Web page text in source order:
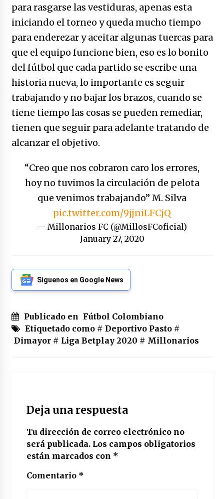
no manda marinero.
04/01/2026
Otro regalo navideño de Petrosky, al caído
caerle
31/12/2025
Que sea un hecho el decreto que quita prima
de servicios a honorables zánganos
31/12/2025
El aumento del mínimo causa escozor en
pueblo colombiano
Atlético Nacional se quedó con laCopa
Colombia 2025
17/12/2025
para rasgarse las vestiduras, apenas esta
iniciando el torneo y queda mucho tiempo
para enderezar y aceitar algunas tuercas para
que el equipo funcione bien, eso es lo bonito
del fútbol que cada partido se escribe una
historia nueva, lo importante es seguir
trabajando y no bajar los brazos, cuando se
tiene tiempo las cosas se pueden remediar,
tienen que seguir para adelante tratando de
alcanzar el objetivo.
“Creo que nos cobraron caro los errores,
hoy no tuvimos la circulación de pelota
que venimos trabajando” M. Silva
pic.twitter.com/9jjniLFCjQ
— Millonarios FC (@MillosFCoficial)
January 27, 2020
Síguenos en Google News
Publicado en Fútbol Colombiano
Etiquetado como # Deportivo Pasto#
Dimayor# Liga Betplay 2020 # Millonarios
Deja una respuesta
Tu dirección de correo electrónico no
será publicada. Los campos obligatorios
están marcados con *
Comentario *